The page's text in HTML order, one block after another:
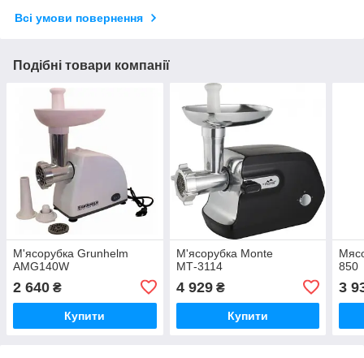
Всі умови повернення
Подібні товари компанії
М'ясорубка Grunhelm
AMG140W
2 640 ₴
Купити
М'ясорубка Monte
МТ-3114
4 929₴
Купити
850
3